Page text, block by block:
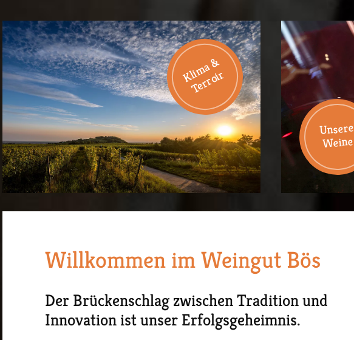
K
l
i
m
a
&
T
e
r
r
o
i
r
Unsere
Weine
Willkommen im Weingut Bös
Der Brückenschlag zwischen Tradition und
Innovation ist unser Erfolgsgeheimnis.